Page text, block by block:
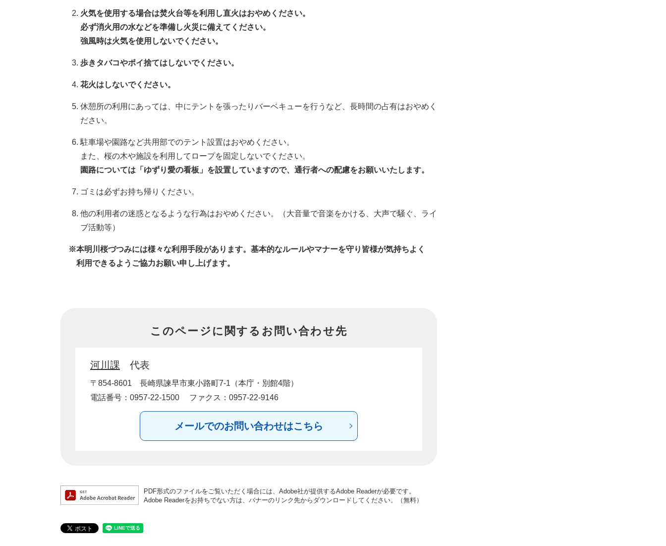
火気を使用する場合は焚火台等を利用し直火はおやめください。
必ず消火用の水などを準備し火災に備えてください。
強風時は火気を使用しないでください。
歩きタバコやポイ捨てはしないでください。
花火はしないでください。
休憩所の利用にあっては、中にテントを張ったりバーベキューを行うなど、長時間の占有はおやめく
ださい。
駐車場や園路など共用部でのテント設置はおやめください。
また、桜の木や施設を利用してロープを固定しないでください。
園路については「ゆずり愛の看板」を設置していますので、通行者への配慮をお願いいたします。
ゴミは必ずお持ち帰りください。
他の利用者の迷惑となるような行為はおやめください。（大音量で音楽をかける、大声で騒ぐ、ライ
ブ活動等）
※本明川桜づつみには様々な利用手段があります。基本的なルールやマナーを守り皆様が気持ちよく
利用できるようご協力お願い申し上げます。
このページに関するお問い合わせ先
河川課 代表
〒854-8601
長崎県諫早市東小路町7-1（本庁・別館4階）
電話番号：0957-22-1500
ファクス：0957-22-9146
メールでのお問い合わせはこちら
PDF形式のファイルをご覧いただく場合には、Adobe社が提供するAdobe Readerが必要です。
Adobe Readerをお持ちでない方は、バナーのリンク先からダウンロードしてください。（無料）